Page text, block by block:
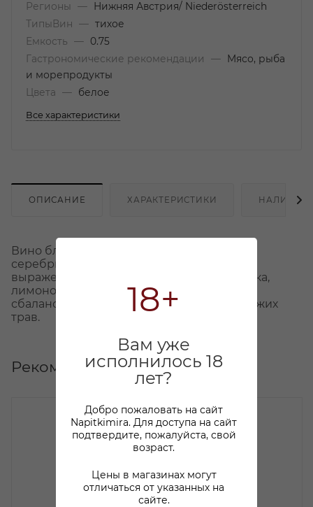
18+
Вам уже
исполнилось 18
лет?
Добро пожаловать на сайт
Napitkimira. Для доступа на сайт
подтвердите, пожалуйста, свой
возраст.
Цены в магазинах могут
отличаться от указанных на
сайте.
Регионы
—
Нижняя Австрия/ Niederösterreich
ТипыВин
— тихое
Емкость
—
0.75
Гастрономические рекомендации
—
Мясо, рыба
и морепродукты
Цвета
— белое
Все характеристики
ОПИСАНИЕ ХАРАКТЕРИСТИКИ НАЛИЧИЕ
Вино бледно-соломенного цвета с
серебристыми отблесками, с ярко
выраженными ароматами зелёного яблока,
лимонов и других цитрусовых. Во вкусе
сбалансированная кислотность, ноты свежих
трав.
Рекомендуем